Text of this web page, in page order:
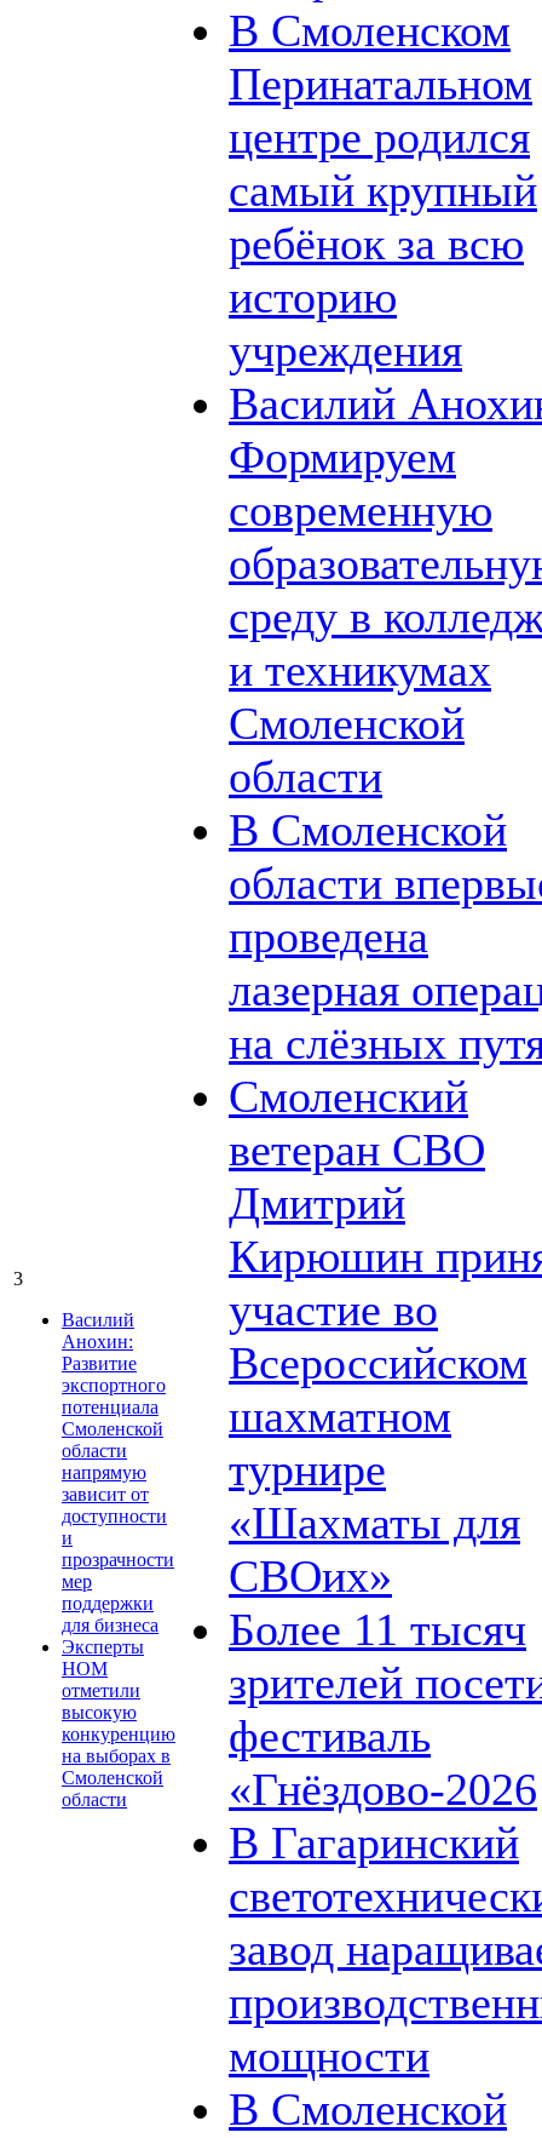
3
Василий
Анохин:
Развитие
экспортного
потенциала
Смоленской
области
напрямую
зависит от
доступности
и
прозрачности
мер
поддержки
для бизнеса
Эксперты
НОМ
отметили
высокую
конкуренцию
на выборах в
Смоленской
области
В Смоленском
Перинатальном
центре родился
самый крупный
ребёнок за всю
историю
учреждения
Василий
Формируем
современную
среду в
и техникумах
Смоленской
области
В Смоленской
области
проведена
лазерная
на слёзных
Смоленский
ветеран СВО
Дмитрий
Кирюшин
участие во
Всероссийском
шахматном
турнире
«Шахматы для
СВОих»
Более 11 тысяч
зрителей
фестиваль
«Гнёздово-2026
В Гагаринский
завод
мощности
В Смоленской